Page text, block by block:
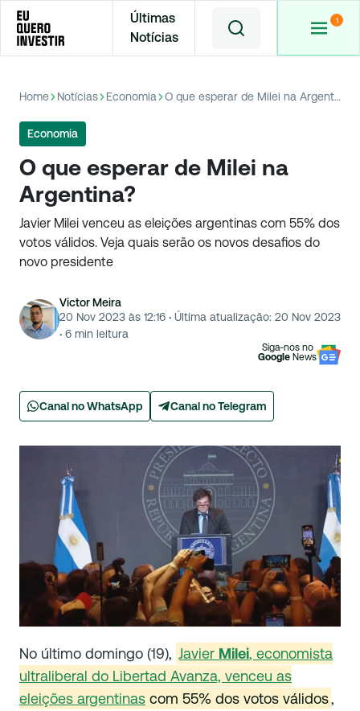
Últimas
Notícias
Home Notícias Economia O que esperar de Milei na Argentina?
Economia
O que esperar de Milei na
Argentina?
Javier Milei venceu as eleições argentinas com 55% dos
votos válidos. Veja quais serão os novos desafios do
novo presidente
Victor Meira
20 Nov 2023 às 12:16 · Última atualização: 20 Nov 2023
· 6 min leitura
Siga-nos no
Google News
Canal no WhatsApp Canal no Telegram
No último domingo (19), Javier Milei, economista
ultraliberal do Libertad Avanza, venceu as
eleições argentinas com 55% dos votos válidos,